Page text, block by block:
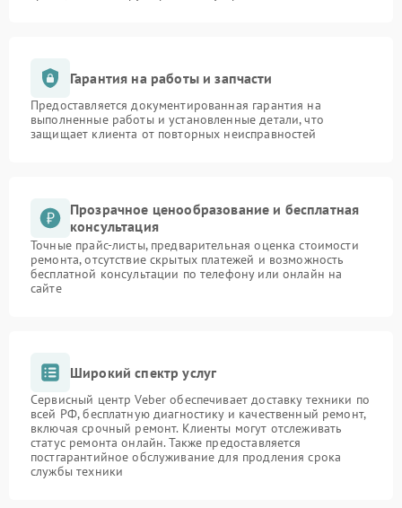
Гарантия на работы и запчасти
Предоставляется документированная гарантия на
выполненные работы и установленные детали, что
защищает клиента от повторных неисправностей
Прозрачное ценообразование и бесплатная
консультация
Точные прайс-листы, предварительная оценка стоимости
ремонта, отсутствие скрытых платежей и возможность
бесплатной консультации по телефону или онлайн на
сайте
Широкий спектр услуг
Сервисный центр Veber обеспечивает доставку техники по
всей РФ, бесплатную диагностику и качественный ремонт,
включая срочный ремонт. Клиенты могут отслеживать
статус ремонта онлайн. Также предоставляется
постгарантийное обслуживание для продления срока
службы техники